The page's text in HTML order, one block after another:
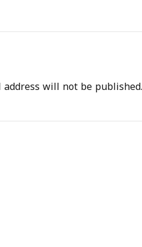
will not be